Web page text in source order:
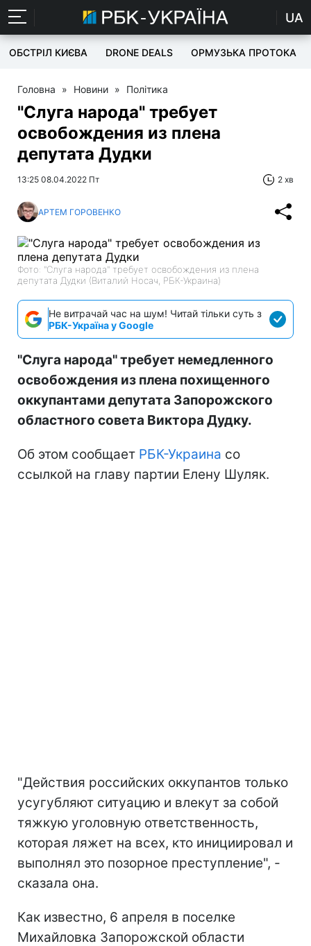
UA
ОБСТРІЛ КИЄВА DRONE DEALS ОРМУЗЬКА ПРОТОКА
Головна » Новини » Політика
"Слуга народа" требует
освобождения из плена
депутата Дудки
13:25 08.04.2022 Пт 2 хв
АРТЕМ ГОРОВЕНКО
Фото: "Слуга народа" требует освобождения из плена
депутата Дудки (Виталий Носач, РБК-Украина)
Не витрачай час на шум! Читай тільки суть з
РБК-Україна у Google
"Слуга народа" требует немедленного
освобождения из плена похищенного
оккупантами депутата Запорожского
областного совета Виктора Дудку.
Об этом сообщает РБК-Украина со
ссылкой на главу партии Елену Шуляк.
"Действия российских оккупантов только
усугубляют ситуацию и влекут за собой
тяжкую уголовную ответственность,
которая ляжет на всех, кто инициировал и
выполнял это позорное преступление", -
сказала она.
Как известно, 6 апреля в поселке
Михайловка Запорожской области